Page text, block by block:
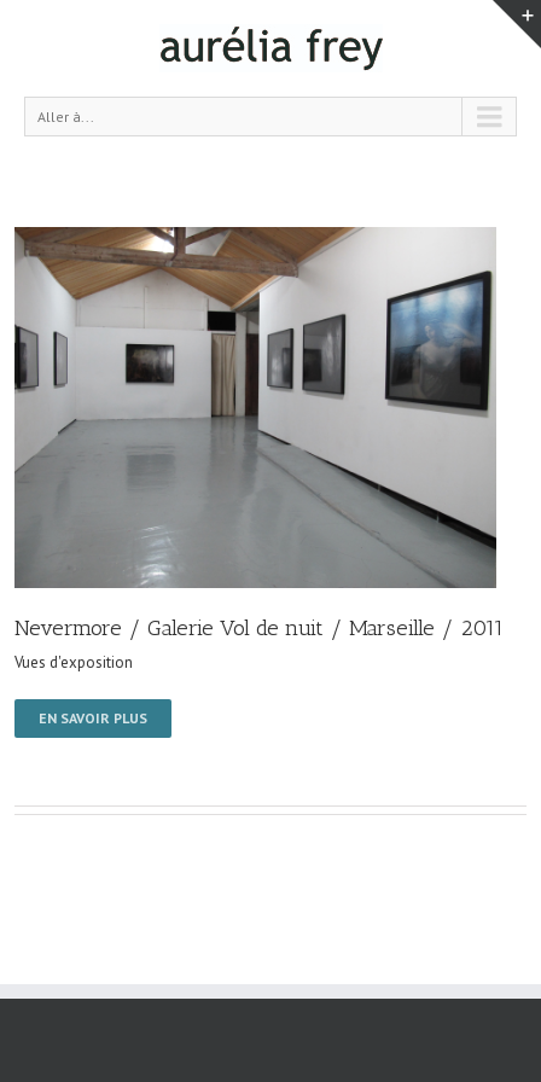
Aller à...
Nevermore / Galerie Vol de nuit / Marseille / 2011
Vues d'exposition
EN SAVOIR PLUS